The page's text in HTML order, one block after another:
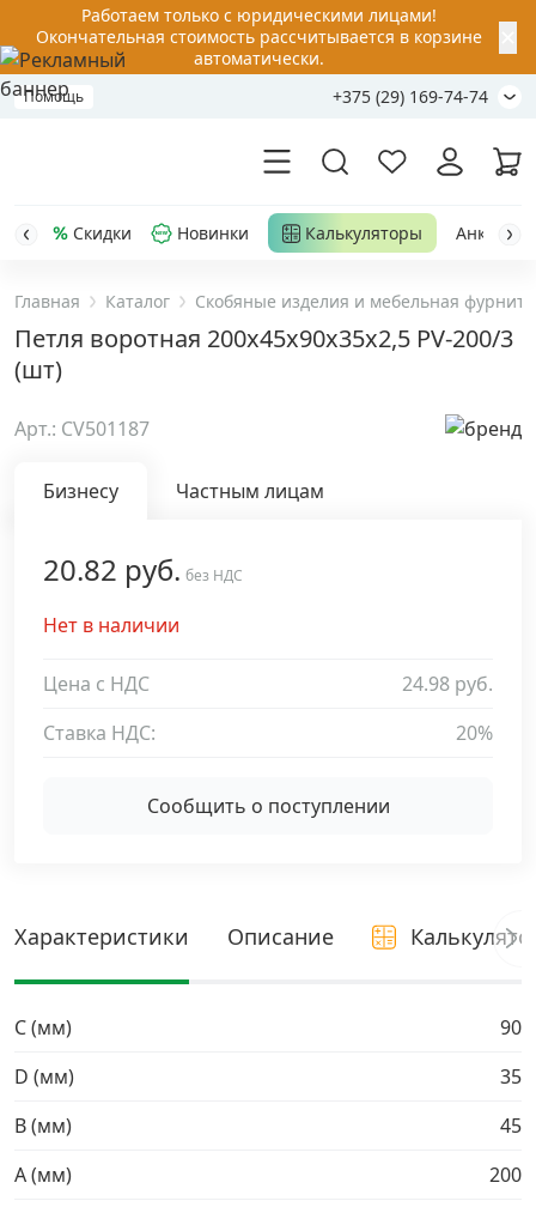
Работаем только с юридическими лицами!
Окончательная стоимость рассчитывается в корзине
автоматически.
Помощь +375 (29) 169-74-74
Акции
Уценка
Анкерная техника
Дюбельная техника
Хомуты и шуруп-шпильки
Грузовой крепеж
Комплекты и наборы крепежа
Скидки Новинки Калькуляторы Анкер-
Главная Каталог Скобяные изделия и мебельная
Петля воротная 200x45x90x35x2,5 PV-200/3
(шт)
Арт.: CV501187
Бизнесу Частным лицам
20.82 руб. без НДС
Нет в наличии
Цена с НДС
24.98 руб.
Ставка НДС:
20%
Сообщить о поступлении
Характеристики Описание
C (мм)
90
D (мм)
35
B (мм)
45
A (мм)
200